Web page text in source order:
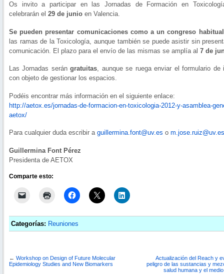
Os invito a participar en las Jornadas de Formación en
celebrarán el 29 de junio en Valencia.
Se pueden presentar comunicaciones como a un congreso habitual
las ramas de la Toxicología, aunque también se puede asistir sin
comunicación. El plazo para el envío de las mismas se amplía al 7 de
Las Jornadas serángratuitas, aunque se ruega enviar el formulario de
con objeto de gestionar los espacios.
Podéis encontrar más información en el siguiente enlace:
http://aetox.es/jornadas-de-formacion-en-toxicologia-2012-y-asamblea-
aetox/
Para cualquier duda escribir a guillermina.font@uv.es o m.jose.ruiz@uv.es
Guillermina Font Pérez
Presidenta de AETOX
Comparte esto:
Categorías: Reuniones
← Workshop on Design of Future Molecular
Epidemiology Studies and New Biomarkers
Actualización del Reach y
peligro de las sustancias y
salud humana y el